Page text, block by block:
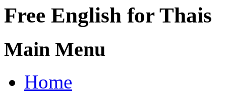
Free English for Thais
Main Menu
Home